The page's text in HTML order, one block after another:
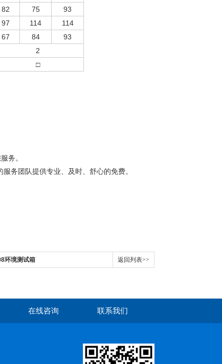
82 75
93
97 114
114
67 84 93
2
□
务。
务团队提供专业、及时、舒心的免费。
环境测试箱 返回列表>>
在线咨询 联系我们